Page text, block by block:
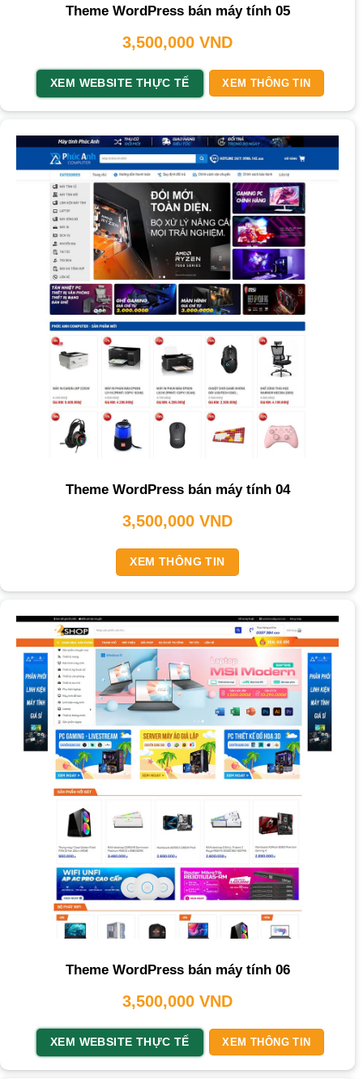
Theme WordPress bán máy tính 05
3,500,000 VND
XEM WEBSITE THỰC TẾ XEM THÔNG TIN
Theme WordPress bán máy tính 04
3,500,000 VND
XEM THÔNG TIN
Theme WordPress bán máy tính 06
3,500,000 VND
XEM WEBSITE THỰC TẾ XEM THÔNG TIN